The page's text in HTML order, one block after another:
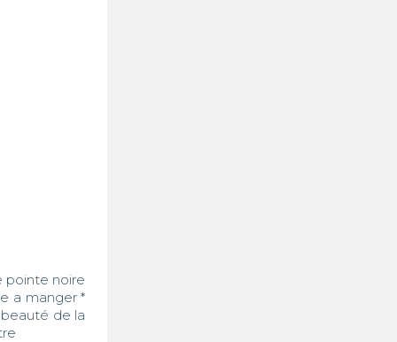
pointe noire
a manger *
de la